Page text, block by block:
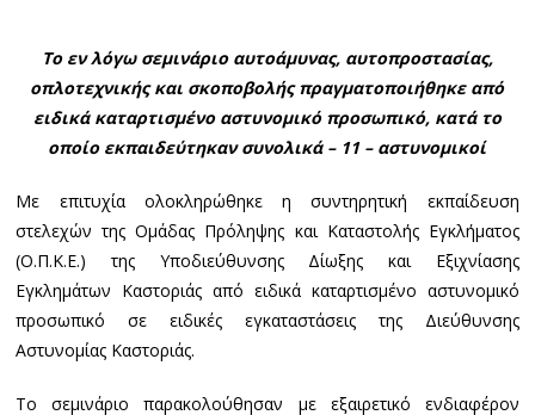
Το εν λόγω σεμινάριο αυτοάμυνας, αυτοπροστασίας,
οπλοτεχνικής και σκοποβολής πραγματοποιήθηκε από
ειδικά καταρτισμένο αστυνομικό προσωπικό, κατά το
οποίο εκπαιδεύτηκαν συνολικά – 11 – αστυνομικοί
Με επιτυχία ολοκληρώθηκε η συντηρητική εκπαίδευση
στελεχών της Ομάδας Πρόληψης και Καταστολής Εγκλήματος
(Ο.Π.Κ.Ε.) της Υποδιεύθυνσης Δίωξης και Εξιχνίασης
Εγκλημάτων Καστοριάς από ειδικά καταρτισμένο αστυνομικό
προσωπικό σε ειδικές εγκαταστάσεις της Διεύθυνσης
Αστυνομίας Καστοριάς.
Το σεμινάριο παρακολούθησαν με εξαιρετικό ενδιαφέρον